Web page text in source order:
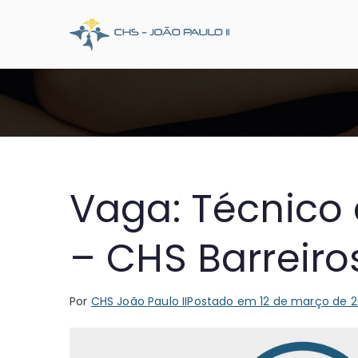
CHS
Vaga: Técnico
– CHS
Por CHS João Paulo IIPostado em12 de março de